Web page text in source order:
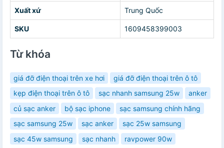
Xuất xứ Trung Quốc
SKU 1609458399003
Từ khóa
giá đỡ điện thoại trên xe hơi
giá đỡ điện thoại trên ô tô
kẹp điện thoại trên ô tô
sạc nhanh samsung 25w
anker
củ sạc anker
bộ sạc iphone
sạc samsung chính hãng
sạc samsung 25w
sạc anker
sạc 25w samsung
sạc 45w samsung
sạc nhanh
ravpower 90w